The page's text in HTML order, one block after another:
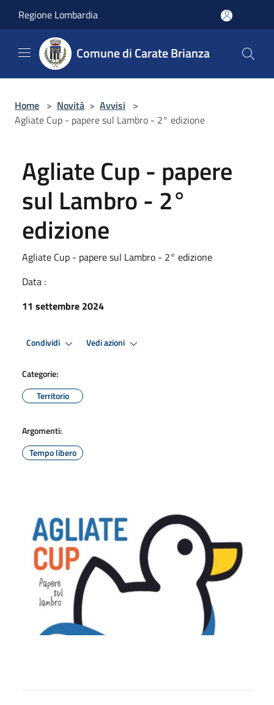
Regione Lombardia
Comune di Carate Brianza
Home > Novità > Avvisi >
Agliate Cup - papere sul Lambro - 2° edizione
Agliate Cup - papere
sul Lambro - 2°
edizione
Agliate Cup - papere sul Lambro - 2° edizione
Data :
11 settembre 2024
Condividi Vedi azioni
Categorie:
Territorio
Argomenti:
Tempo libero